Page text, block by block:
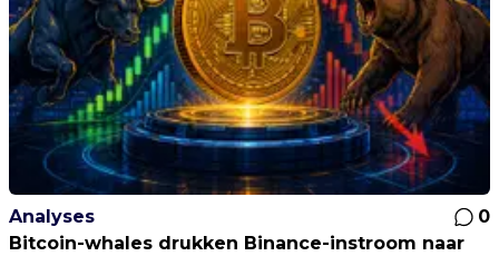
Analyses
0
Bitcoin-whales drukken Binance-instroom naar